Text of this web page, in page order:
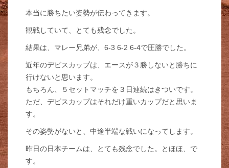
本当に勝ちたい姿勢が伝わってきます。
観戦していて、とても残念でした。
結果は、マレー兄弟が、6-3 6-2 6-4で圧勝でした。
近年のデビスカップは、エースが３勝しないと勝ちに
行けないと思います。
もちろん、５セットマッチを３日連続はきついです。
ただ、デビスカップはそれだけ重いカップだと思いま
す。
その姿勢がないと、中途半端な戦いになってします。
昨日の日本チームは、とても残念でした。とほほ、で
す。